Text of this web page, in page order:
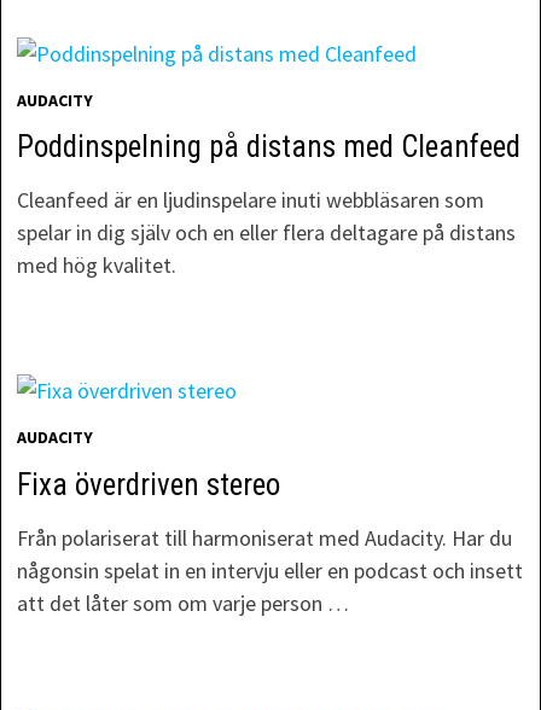
AUDACITY
Poddinspelning på distans med Cleanfeed
Cleanfeed är en ljudinspelare inuti webbläsaren som
spelar in dig själv och en eller flera deltagare på distans
med hög kvalitet.
AUDACITY
Fixa överdriven stereo
Från polariserat till harmoniserat med Audacity. Har du
någonsin spelat in en intervju eller en podcast och insett
att det låter som om varje person …